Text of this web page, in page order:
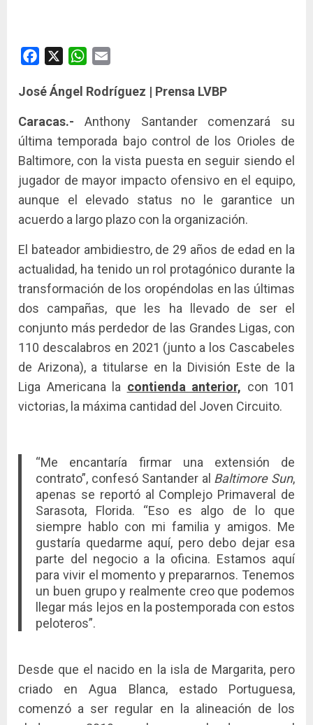
Facebook WhatsApp
José Ángel Rodríguez | Prensa LVBP
Caracas.- Anthony Santander comenzará su
última temporada bajo control de los Orioles de
Baltimore, con la vista puesta en seguir siendo el
jugador de mayor impacto ofensivo en el equipo,
aunque el elevado status no le garantice un
acuerdo a largo plazo con la organización.
El bateador ambidiestro, de 29 años de edad en la
actualidad, ha tenido un rol protagónico durante la
transformación de los oropéndolas en las últimas
dos campañas, que les ha llevado de ser el
conjunto más perdedor de las Grandes Ligas, con
110 descalabros en 2021 (junto a los Cascabeles
de Arizona), a titularse en la División Este de la
Liga Americana la contienda anterior, con 101
victorias, la máxima cantidad del Joven Circuito.
“Me encantaría firmar una extensión de
contrato”, confesó Santander al Baltimore Sun,
apenas se reportó al Complejo Primaveral de
Sarasota, Florida. “Eso es algo de lo que
siempre hablo con mi familia y amigos. Me
gustaría quedarme aquí, pero debo dejar esa
parte del negocio a la oficina. Estamos aquí
para vivir el momento y prepararnos. Tenemos
un buen grupo y realmente creo que podemos
llegar más lejos en la postemporada con estos
peloteros”.
Desde que el nacido en la isla de Margarita, pero
criado en Agua Blanca, estado Portuguesa,
comenzó a ser regular en la alineación de los